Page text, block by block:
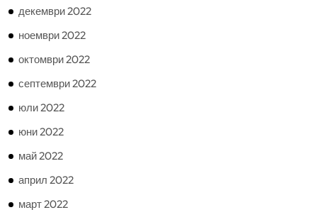
декември 2022
ноември 2022
октомври 2022
септември 2022
юли 2022
юни 2022
май 2022
април 2022
март 2022